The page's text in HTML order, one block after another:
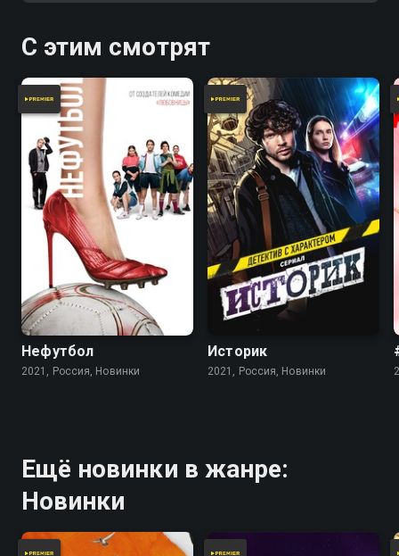
С этим смотрят
Нефутбол
2021, Россия, Новинки
Историк
2021, Россия, Новинки
Ещё новинки в жанре:
Новинки